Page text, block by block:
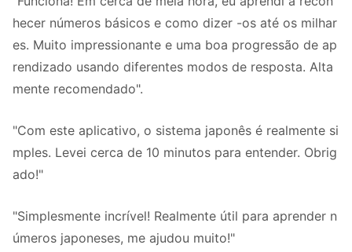
hecer números básicos e como dizer -os até os milhar
es. Muito impressionante e uma boa progressão de ap
rendizado usando diferentes modos de resposta. Alta
mente recomendado".
"Com este aplicativo, o sistema japonês é realmente si
mples. Levei cerca de 10 minutos para entender. Obrig
ado!"
"Simplesmente incrível! Realmente útil para aprender n
úmeros japoneses, me ajudou muito!"